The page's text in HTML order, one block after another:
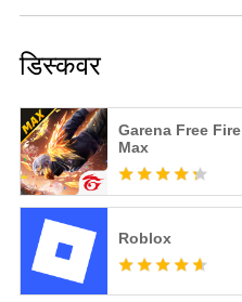
डिस्कवर
Garena Free Fire
Max
Roblox